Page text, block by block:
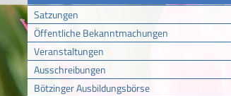
Satzungen
Öffentliche Bekanntmachungen
Veranstaltungen
Ausschreibungen
Bötzinger Ausbildungsbörse